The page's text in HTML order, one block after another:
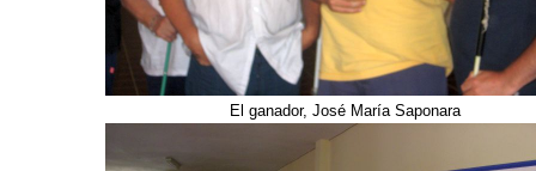
El ganador, José María Saponara